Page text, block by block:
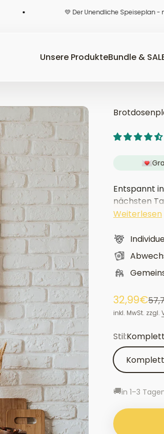
💛 Der Unendliche Speiseplan - nur hier!
Unsere ProdukteBundle &
1 Mio+ Happy Families
Entspannt
nächsten
Planer mit
Weiterlesen
Angebot
32,99€
inkl. MwSt. zzgl.
Stil:
🚚in 1–3